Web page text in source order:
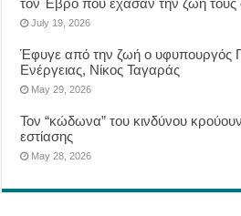
July 19, 2026
Έφυγε από την ζωή ο υφυπουργός
Ενέργειας, Νίκος Ταγαράς
May 29, 2026
Τον “κώδωνα” του κινδύνου
εστίασης
May 28, 2026